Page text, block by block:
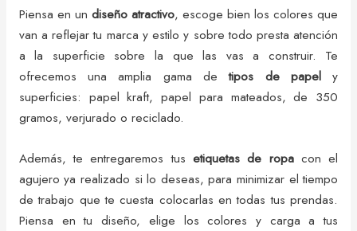
Piensa en un diseño atractivo, escoge bien los colores que
van a reflejar tu marca y estilo y sobre todo presta atención
a la superficie sobre la que las vas a construir. Te
ofrecemos una amplia gama detipos de papely
superficies: papel kraft, papel para mateados, de 350
gramos, verjurado o reciclado.
Además, te entregaremos tus etiquetas de ropacon el
agujero ya realizado si lo deseas, para minimizar el tiempo
de trabajo que te cuesta colocarlas en todas tus prendas.
Piensa en tu diseño, elige los colores y carga a tus